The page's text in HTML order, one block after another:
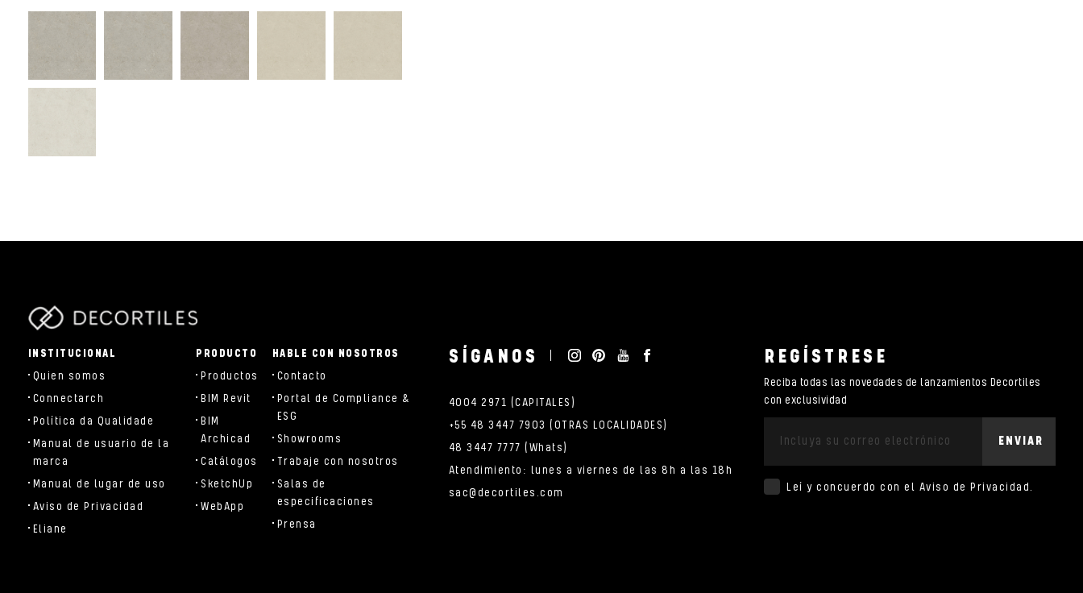
INSTITUCIONAL
Quien somos
Connectarch
Política da Qualidade
Manual de usuario de la
marca
Manual de lugar de uso
Aviso de Privacidad
Eliane
PRODUCTO
Productos
BIM Revit
BIM
Archicad
Catálogos
SketchUp
WebApp
HABLE CON NOSOTROS
Contacto
Portal de Compliance &
ESG
Showrooms
Trabaje con nosotros
Salas de
especificaciones
Prensa
SÍGANOS
4004 2971 (CAPITALES)
+55 48 3447 7903 (OTRAS LOCALIDADES)
48 3447 7777 (Whats)
Atendimiento: lunes a viernes de las 8h a las 18h
sac@decortiles.com
REGÍSTRESE
Reciba todas las novedades de lanzamientos Decortiles
con exclusividad
ENVIAR
Leí y concuerdo con el Aviso de Privacidad .